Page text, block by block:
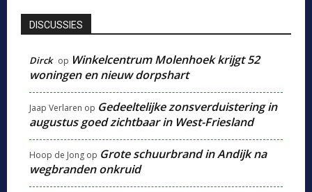
DISCUSSIES
Dirck op Winkelcentrum Molenhoek krijgt 52
woningen en nieuw dorpshart
Jaap Verlaren op Gedeeltelijke zonsverduistering in
augustus goed zichtbaar in West-Friesland
Hoop de Jong op Grote schuurbrand in Andijk na
wegbranden onkruid